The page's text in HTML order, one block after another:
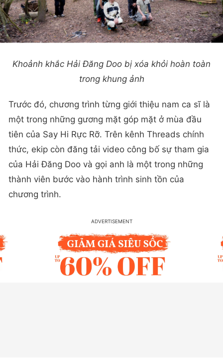
Khoảnh khắc Hải Đăng Doo bị xóa khỏi hoàn toàn
trong khung ảnh
Trước đó, chương trình từng giới thiệu nam ca sĩ là
một trong những gương mặt góp mặt ở mùa đầu
tiên của Say Hi Rực Rỡ. Trên kênh Threads chính
thức, ekip còn đăng tải video công bố sự tham gia
của Hải Đăng Doo và gọi anh là một trong những
thành viên bước vào hành trình sinh tồn của
chương trình.